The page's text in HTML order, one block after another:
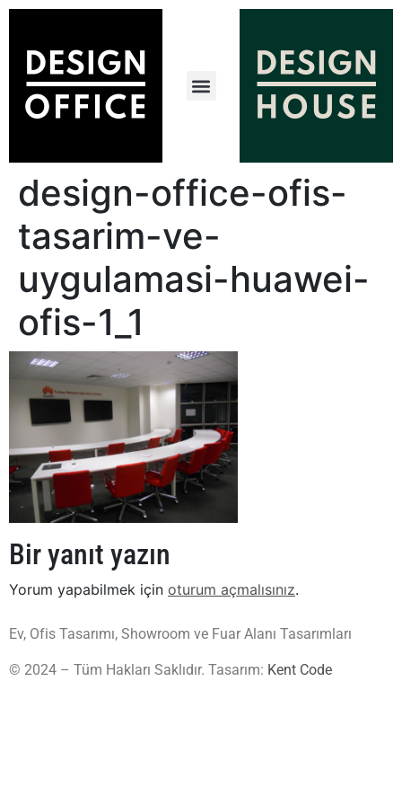
design-office-ofis-
tasarim-ve-
uygulamasi-huawei-
ofis-1_1
Bir yanıt yazın
Yorum yapabilmek için oturum açmalısınız.
Ev, Ofis Tasarımı, Showroom ve Fuar Alanı Tasarımları
© 2024 – Tüm Hakları Saklıdır. Tasarım: Kent Code